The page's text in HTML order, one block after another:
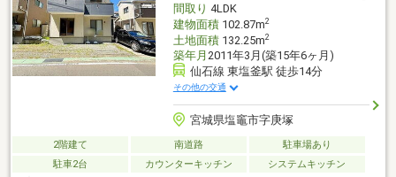
間取り 4LDK
建物面積102.87m2
土地面積132.25m2
築年月 2011年3月(築15年6ヶ月)
仙石線 東塩釜駅 徒歩14分
その他の交通
宮城県塩竈市字庚塚
2階建て 南道路
駐車場あり
駐車2台
カウンターキッチン システムキッチン